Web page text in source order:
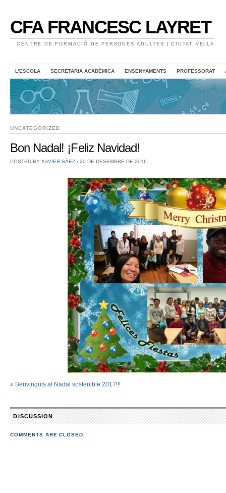
CFA FRANCESC LAYRET
CENTRE DE FORMACIÓ DE PERSONES ADULTES | CIUTAT VELLA
L’ESCOLA SECRETARIA ACADÈMICA ENSENYAMENTS PROFESSORAT
UNCATEGORIZED
Bon Nadal! ¡Feliz Navidad!
POSTED BY XAVIER SÁEZ ⋅ 20 DE DESEMBRE DE 2016
« Benvinguts al Nadal sostenible 2017!!!
DISCUSSION
COMMENTS ARE CLOSED.